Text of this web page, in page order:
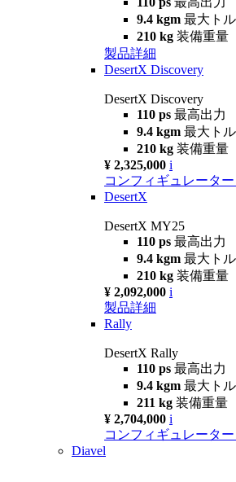
9.4 kgm 最大ト
210 kg 装備重量
製品詳細
DesertX Discovery
DesertX Discovery
110 ps 最高出力
9.4 kgm 最大ト
210 kg 装備重量
¥ 2,325,000 i
コンフィギュレーター
DesertX
DesertX MY25
110 ps 最高出力
9.4 kgm 最大ト
210 kg 装備重量
¥ 2,092,000 i
製品詳細
Rally
DesertX Rally
110 ps 最高出力
9.4 kgm 最大ト
211 kg 装備重量
¥ 2,704,000 i
コンフィギュレーター
Diavel